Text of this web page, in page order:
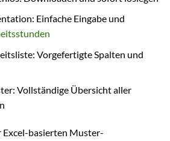
Einfache Eingabe und
Vorgefertigte Spalten und
Vollständige Übersicht aller
Excel-basierten Muster-